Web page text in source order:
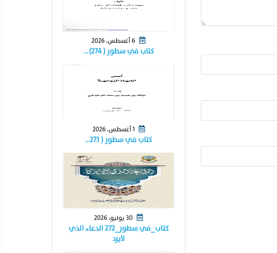
كتاب في سطور ( ٢٧٤) …
1 أغسطس، 2026
كتاب في سطور ( ٢٧٣…
كتاب_في سطور_٢٧٢ الدعاء الذي
لايرد